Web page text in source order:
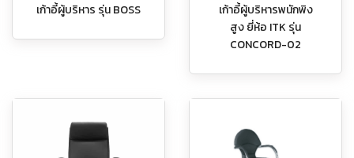
เก้าอี้ผู้บริหาร รุ่น BOSS
เก้าอี้ผู้บริหารพนักพิง
สูง ยี่ห้อ ITK รุ่น
CONCORD-02